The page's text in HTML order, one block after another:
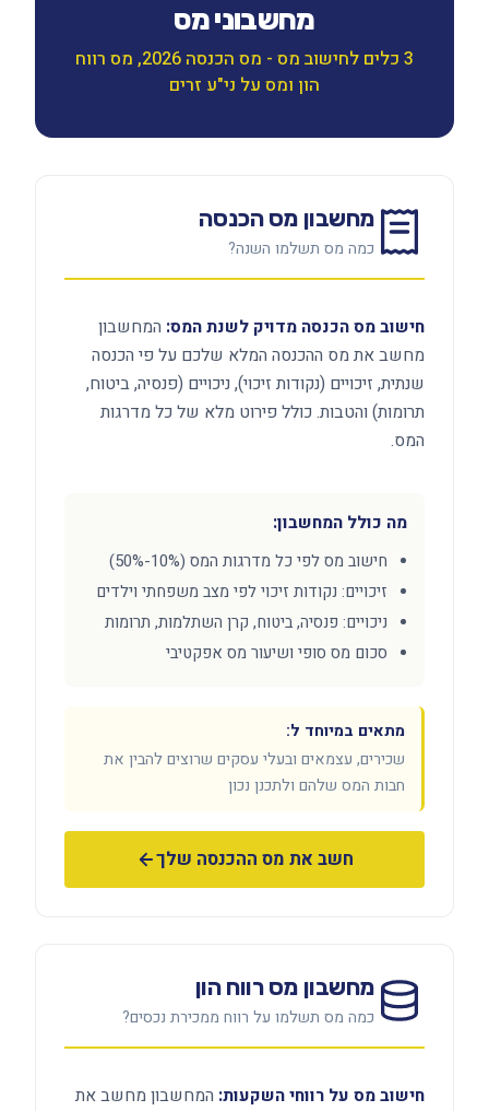
מחשבוני מס
3 כלים לחישוב מס - מס הכנסה 2026, מס רווח
הון ומס על ני"ע זרים
מחשבון מס הכנסה
כמה מס תשלמו השנה?
חישוב מס הכנסה מדויק לשנת המס: המחשבון
מחשב את מס ההכנסה המלא שלכם על פי הכנסה
שנתית, זיכויים (נקודות זיכוי), ניכויים (פנסיה, ביטוח,
תרומות) והטבות. כולל פירוט מלא של כל מדרגות
המס.
מה כולל המחשבון:
חישוב מס לפי כל מדרגות המס (10%-50%)
זיכויים: נקודות זיכוי לפי מצב משפחתי וילדים
ניכויים: פנסיה, ביטוח, קרן השתלמות, תרומות
סכום מס סופי ושיעור מס אפקטיבי
מתאים במיוחד ל:
שכירים, עצמאים ובעלי עסקים שרוצים להבין את
חבות המס שלהם ולתכנן נכון
חשב את מס ההכנסה שלך
מחשבון מס רווח הון
כמה מס תשלמו על רווח ממכירת נכסים?
חישוב מס על רווחי השקעות: המחשבון מחשב את